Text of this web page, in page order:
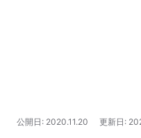
公開日: 2020.11.20 更新日: